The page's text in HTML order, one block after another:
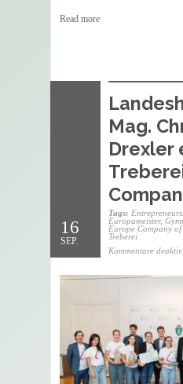
Read more
16
SEP.
Mag.
Drexler
Tags:
Europameister,
Europe Company of
Treberei
Kommentare